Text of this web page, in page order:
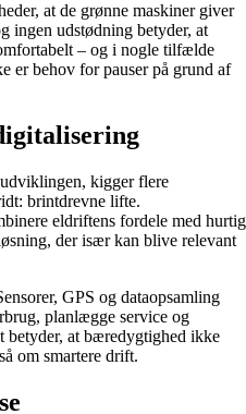
at de grønne maskiner giver
ingen udstødning betyder, at
– og i nogle tilfælde
er behov for pauser på grund af
kigger flere
brintdrevne lifte.
eldriftens fordele med hurtig
der især kan blive relevant
GPS og dataopsamling
planlægge service og
betyder, at bæredygtighed ikke
om smartere drift.